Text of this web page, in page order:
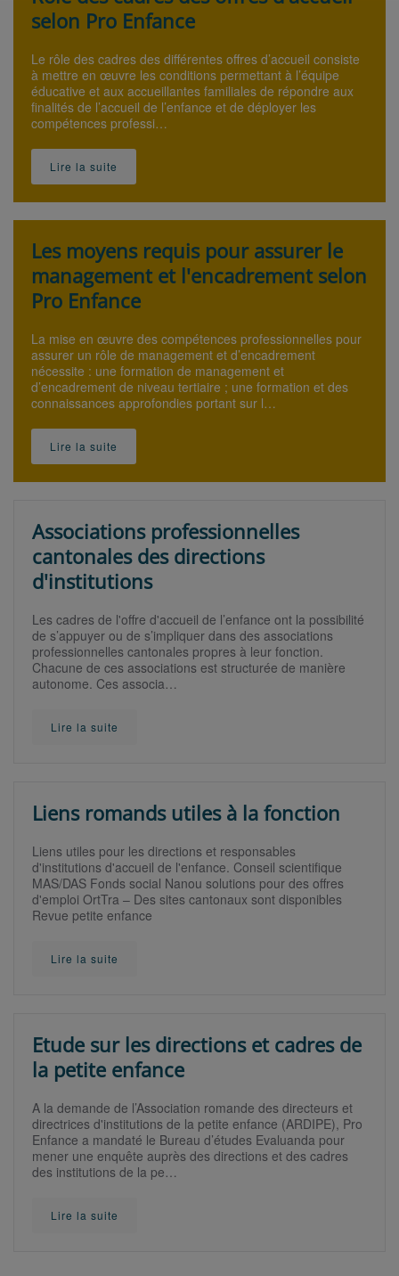
selon Pro Enfance
Le rôle des cadres des différentes offres d’accueil consiste
à mettre en œuvre les conditions permettant à l’équipe
éducative et aux accueillantes familiales de répondre aux
finalités de l’accueil de l’enfance et de déployer les
compétences professi…
Lire la suite
Les moyens requis pour assurer le
management et l'encadrement selon
Pro Enfance
La mise en œuvre des compétences professionnelles pour
assurer un rôle de management et d’encadrement
nécessite : une formation de management et
d’encadrement de niveau tertiaire ; une formation et des
connaissances approfondies portant sur l…
Lire la suite
Associations professionnelles
cantonales des directions
d'institutions
Les cadres de l'offre d'accueil de l’enfance ont la possibilité
de s’appuyer ou de s’impliquer dans des associations
professionnelles cantonales propres à leur fonction.
Chacune de ces associations est structurée de manière
autonome. Ces associa…
Lire la suite
Liens romands utiles à la fonction
Liens utiles pour les directions et responsables
d'institutions d'accueil de l'enfance. Conseil scientifique
MAS/DAS Fonds social Nanou solutions pour des offres
d'emploi OrtTra – Des sites cantonaux sont disponibles
Revue petite enfance
Lire la suite
Etude sur les directions et cadres de
la petite enfance
A la demande de l’Association romande des directeurs et
directrices d'institutions de la petite enfance (ARDIPE), Pro
Enfance a mandaté le Bureau d’études Evaluanda pour
mener une enquête auprès des directions et des cadres
des institutions de la pe…
Lire la suite